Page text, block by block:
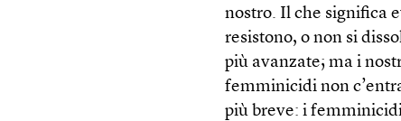
nostro. Il che significa
resistono, o non si
più avanzate; ma i
femminicidi non
più breve: i